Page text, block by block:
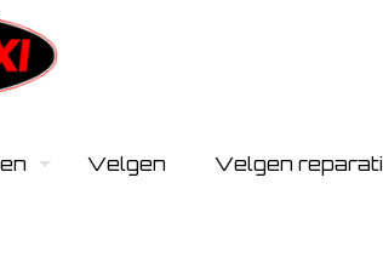
Velgen Velgen